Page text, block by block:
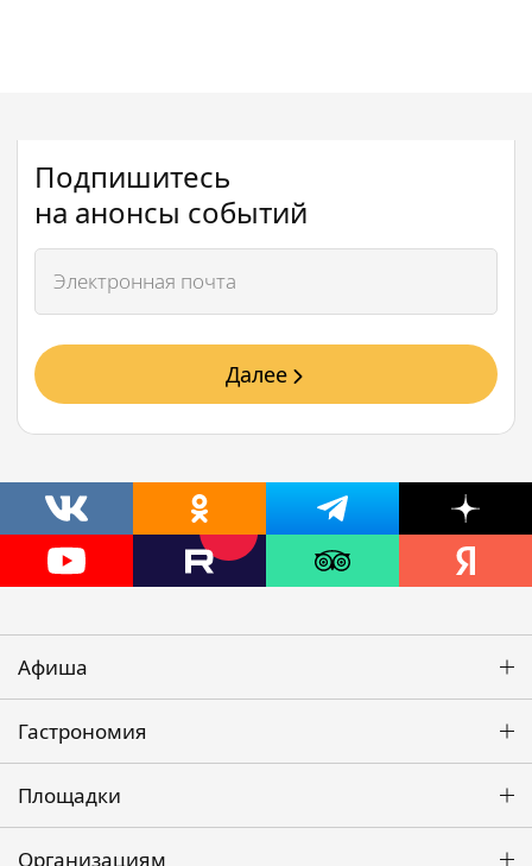
Подпишитесь
на анонсы событий
Далее
Афиша
Гастрономия
Площадки
Организациям